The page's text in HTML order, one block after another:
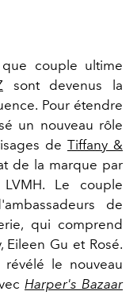
couple ultime
sont devenus la
Pour étendre
un nouveau rôle
de Tiffany &
de la marque par
Le couple
de
qui comprend
Eileen Gu et Rosé.
le nouveau
Harper's Bazaar